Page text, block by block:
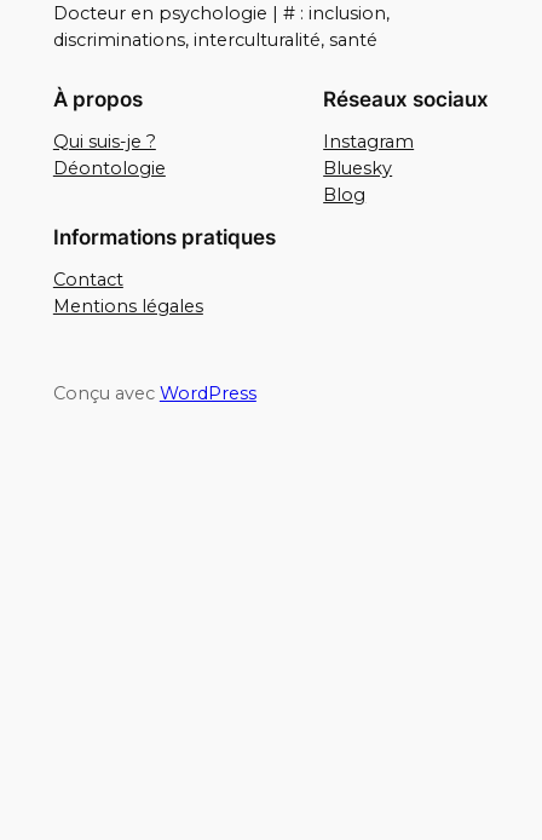
Docteur en psychologie | # : inclusion,
discriminations, interculturalité, santé
À propos
Qui suis-je ?
Déontologie
Réseaux sociaux
Instagram
Bluesky
Blog
Informations pratiques
Contact
Mentions légales
Conçu avec WordPress